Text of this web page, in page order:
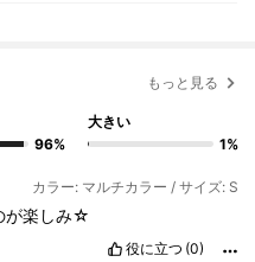
もっと見る
96%
大きい
1%
カラー: マルチカラー / サイズ: S
が楽しみ☆
役に立つ (0)